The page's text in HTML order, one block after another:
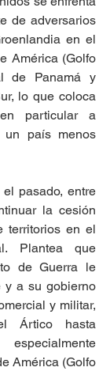
de adversarios
en el
América (Golfo
de Panamá y
lo que coloca
particular a
un país menos
pasado, entre
la cesión
territorios en el
Plantea que
de Guerra le
y a su gobierno
y militar,
Ártico hasta
América (Golfo